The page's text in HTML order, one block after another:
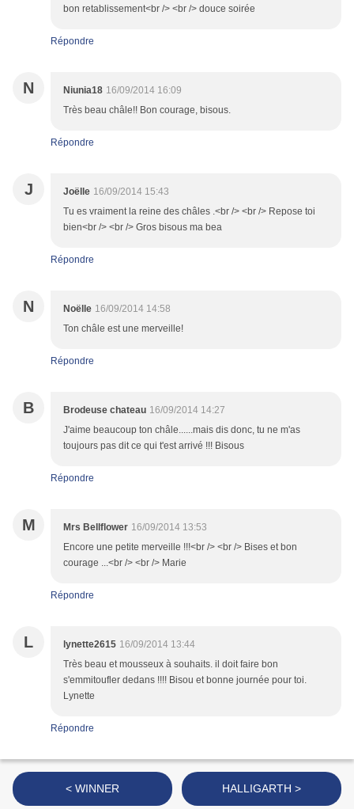
bon retablissement<br /> <br /> douce soirée
Répondre
N Niunia18 16/09/2014 16:09
Très beau châle!! Bon courage, bisous.
Répondre
J Joëlle 16/09/2014 15:43
Tu es vraiment la reine des châles .<br /> <br /> Repose toi
bien<br /> <br /> Gros bisous ma bea
Répondre
N Noëlle 16/09/2014 14:58
Ton châle est une merveille!
Répondre
B Brodeuse chateau 16/09/2014 14:27
J'aime beaucoup ton châle......mais dis donc, tu ne m'as
toujours pas dit ce qui t'est arrivé !!! Bisous
Répondre
M Mrs Bellflower 16/09/2014 13:53
Encore une petite merveille !!!<br /> <br /> Bises et bon
courage ...<br /> <br /> Marie
Répondre
L lynette2615 16/09/2014 13:44
Très beau et mousseux à souhaits. il doit faire bon
s'emmitoufler dedans !!!! Bisou et bonne journée pour toi.
Lynette
Répondre
< WINNER HALLIGARTH >